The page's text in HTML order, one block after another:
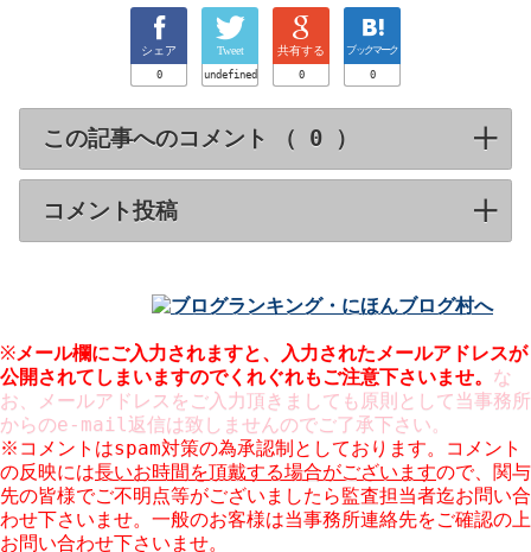
シェア
0
Tweet
undefined
共有する
0
ブックマーク
0
この記事へのコメント （ ） click to
コメント投稿click to expand contents
※メール欄にご入力されますと、入力された メールアドレスが
公開 されてしまいますのでくれぐれもご注意下さいませ。 な
お、メールアドレスをご入力頂きましても原則として当事務所
からのe-mail返信は致しませんのでご了承下さい。
※コメントはspam対策の為承認制としております。コメント
の反映には長いお時間を頂戴する場合がございますので、関与
先の皆様でご不明点等がございましたら監査担当者迄お問い合
わせ下さいませ。一般のお客様は当事務所連絡先をご確認の上
お問い合わせ下さいませ。